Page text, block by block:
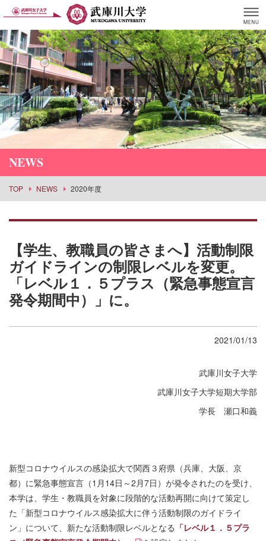
NEWS
TOP NEWS 2020年度
【学生、教職員の皆さまへ】活動制限
ガイドラインの制限レベルを変更。
「レベル１．５プラス（緊急事態宣言
発令期間中）」に。
2021/01/13
武庫川女子大学
武庫川女子大学短期大学部
学長 瀬口和義
新型コロナウイルスの感染拡大で関西３府県（兵庫、大阪、京
都）に緊急事態宣言（1月14日～2月7日）が発令されたのを受け、
本学は、学生・教職員を対象に段階的な活動再開に向けて策定し
た「新型コロナウイルス感染拡大に伴う活動制限のガイドライ
ン」について、新たな活動制限レベルとなる 「レベル１．５プラ